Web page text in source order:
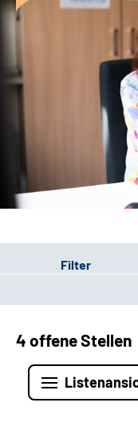
Karriere
Sozialdienste &
Leichte Sprache
Gebärdensprache
Filter
4 offene Stellen